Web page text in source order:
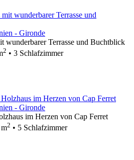
- Gironde
wunderbarer Terrasse und Buchtblick
2 • 3 Schlafzimmer
- Gironde
im Herzen von Cap Ferret
2 • 5 Schlafzimmer